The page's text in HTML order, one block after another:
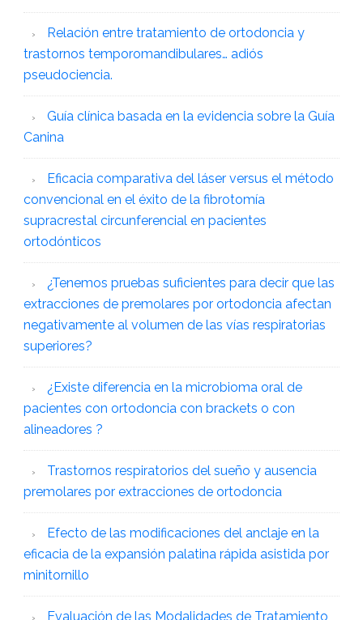
Relación entre tratamiento de ortodoncia y
trastornos temporomandibulares… adiós
pseudociencia.
Guía clínica basada en la evidencia sobre la Guía
Canina
Eficacia comparativa del láser versus el método
convencional en el éxito de la fibrotomía
supracrestal circunferencial en pacientes
ortodónticos
¿Tenemos pruebas suficientes para decir que las
extracciones de premolares por ortodoncia afectan
negativamente al volumen de las vías respiratorias
superiores?
¿Existe diferencia en la microbioma oral de
pacientes con ortodoncia con brackets o con
alineadores ?
Trastornos respiratorios del sueño y ausencia
premolares por extracciones de ortodoncia
Efecto de las modificaciones del anclaje en la
eficacia de la expansión palatina rápida asistida por
minitornillo
Evaluación de las Modalidades de Tratamiento